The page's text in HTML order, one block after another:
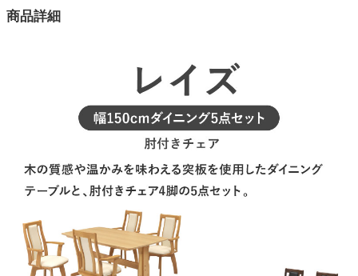
2色
天板
オーク/ウォールナット突板
65x59x75(cm)
座面高
商品詳細